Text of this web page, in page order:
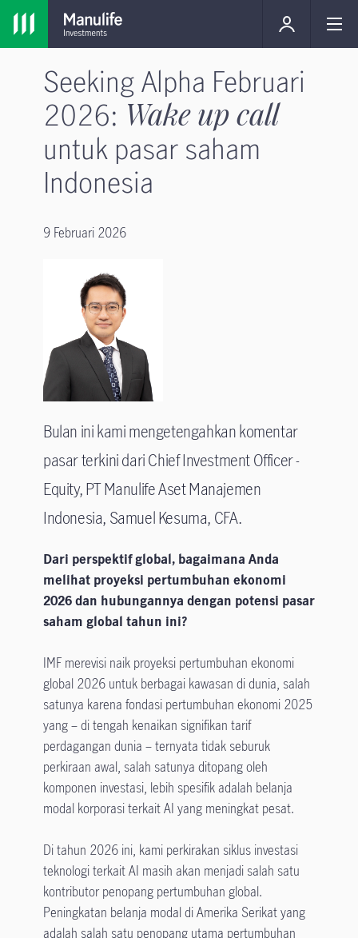
Seeking Alpha Februari
2026: Wake up call
untuk pasar saham
Indonesia
9 Februari 2026
Bulan ini kami mengetengahkan komentar
pasar terkini dari Chief Investment Officer -
Equity, PT Manulife Aset Manajemen
Indonesia, Samuel Kesuma, CFA.
Dari perspektif global, bagaimana Anda
melihat proyeksi pertumbuhan ekonomi
2026 dan hubungannya dengan potensi pasar
saham global tahun ini?
IMF merevisi naik proyeksi pertumbuhan ekonomi
global 2026 untuk berbagai kawasan di dunia, salah
satunya karena fondasi pertumbuhan ekonomi 2025
yang – di tengah kenaikan signifikan tarif
perdagangan dunia – ternyata tidak seburuk
perkiraan awal, salah satunya ditopang oleh
komponen investasi, lebih spesifik adalah belanja
modal korporasi terkait AI yang meningkat pesat.
Di tahun 2026 ini, kami perkirakan siklus investasi
teknologi terkait AI masih akan menjadi salah satu
kontributor penopang pertumbuhan global.
Peningkatan belanja modal di Amerika Serikat yang
adalah salah satu penopang utama pertumbuhan